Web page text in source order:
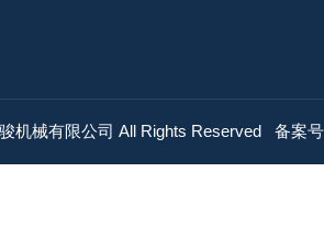
机械有限公司 All Rights Reserved 备案